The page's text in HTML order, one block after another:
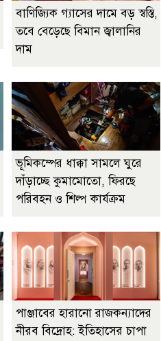
বাণিজ্যিক গ্যাসের দামে বড় স্বস্তি,
তবে বেড়েছে বিমান জ্বালানির
দাম
ভূমিকম্পের ধাক্কা সামলে ঘুরে
দাঁড়াচ্ছে কুমামোতো, ফিরছে
পরিবহন ও শিল্প কার্যক্রম
পাঞ্জাবের হারানো রাজকন্যাদের
নীরব বিদ্রোহ: ইতিহাসের চাপা